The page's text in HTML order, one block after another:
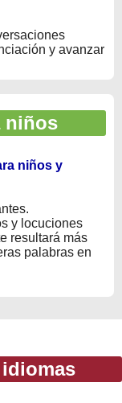
y avanzar
niños
niños y
y locuciones
resultará más
palabras en